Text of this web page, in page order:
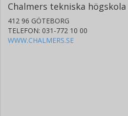
Chalmers tekniska högskola
412 96 GÖTEBORG
TELEFON: 031-772 10 00
WWW.CHALMERS.SE